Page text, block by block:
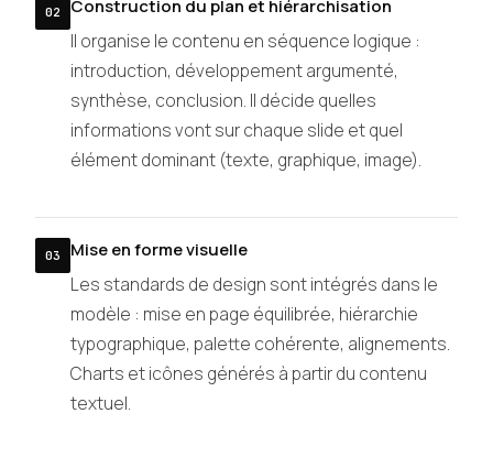
02 Construction du plan et hiérarchisation
Il organise le contenu en séquence logique :
introduction, développement argumenté,
synthèse, conclusion. Il décide quelles
informations vont sur chaque slide et quel
élément dominant (texte, graphique, image).
03 Mise en forme visuelle
Les standards de design sont intégrés dans le
modèle : mise en page équilibrée, hiérarchie
typographique, palette cohérente, alignements.
Charts et icônes générés à partir du contenu
textuel.